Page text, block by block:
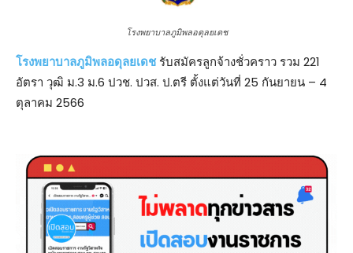
โรงพยาบาลภูมิพลอดุลยเดช
โรงพยาบาลภูมิพลอดุลยเดช รับสมัครลูกจ้างชั่วคราว รวม 221
อัตรา วุฒิ ม.3 ม.6 ปวช. ปวส. ป.ตรี ตั้งแต่วันที่ 25 กันยายน – 4
ตุลาคม 2566